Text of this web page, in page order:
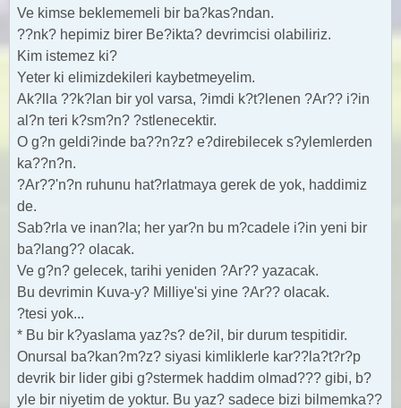
Ve kimse beklememeli bir ba?kas?ndan.
??nk? hepimiz birer Be?ikta? devrimcisi olabiliriz.
Kim istemez ki?
Yeter ki elimizdekileri kaybetmeyelim.
Ak?lla ??k?lan bir yol varsa, ?imdi k?t?lenen ?Ar?? i?in
al?n teri k?sm?n? ?stlenecektir.
O g?n geldi?inde ba??n?z? e?direbilecek s?ylemlerden
ka??n?n.
?Ar??'n?n ruhunu hat?rlatmaya gerek de yok, haddimiz
de.
Sab?rla ve inan?la; her yar?n bu m?cadele i?in yeni bir
ba?lang?? olacak.
Ve g?n? gelecek, tarihi yeniden ?Ar?? yazacak.
Bu devrimin Kuva-y? Milliye'si yine ?Ar?? olacak.
?tesi yok...
* Bu bir k?yaslama yaz?s? de?il, bir durum tespitidir.
Onursal ba?kan?m?z? siyasi kimliklerle kar??la?t?r?p
devrik bir lider gibi g?stermek haddim olmad??? gibi, b?
yle bir niyetim de yoktur. Bu yaz? sadece bizi bilmemka??